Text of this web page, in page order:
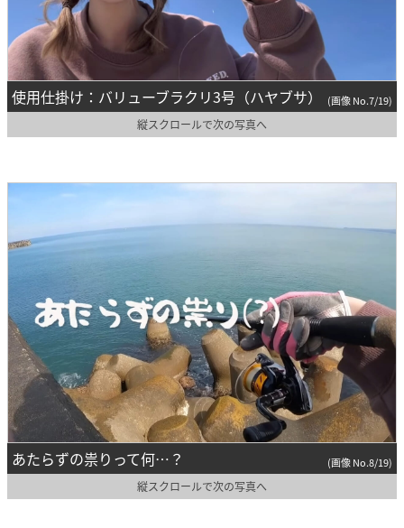
使用仕掛け：バリューブラクリ3号（ハヤブサ） (画像 No.7/19)
縦スクロールで次の写真へ
あたらずの祟りって何…？ (画像 No.8/19)
縦スクロールで次の写真へ